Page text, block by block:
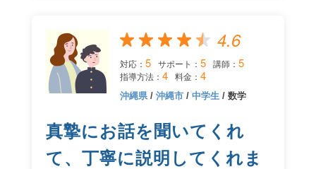
4.6
対応： 5 サポート： 5 講師： 5
指導方法： 4 料金： 4
沖縄県/ 沖縄市/ 中学生/ 数学
真摯にお話を聞いてくれ
て、丁寧に説明してくれま